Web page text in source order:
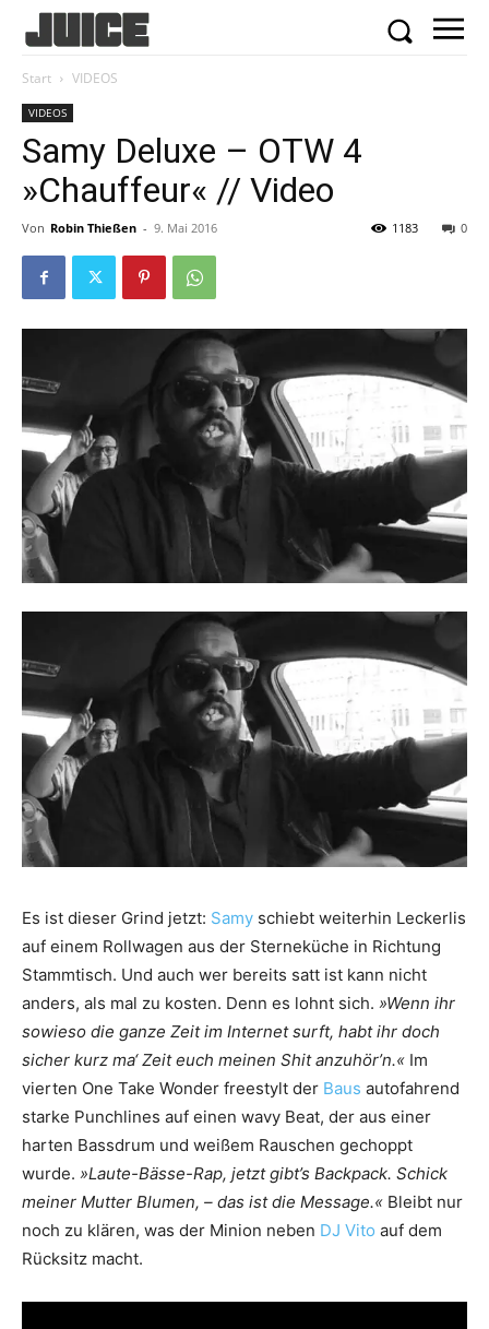
Start VIDEOS
VIDEOS
Samy Deluxe – OTW 4
»Chauffeur« // Video
Von Robin Thießen - 9. Mai 2016 0
1183
Es ist dieser Grind jetzt: Samy schiebt weiterhin Leckerlis
auf einem Rollwagen aus der Sterneküche in Richtung
Stammtisch. Und auch wer bereits satt ist kann nicht
anders, als mal zu kosten. Denn es lohnt sich. »Wenn ihr
sowieso die ganze Zeit im Internet surft, habt ihr doch
sicher kurz ma‘ Zeit euch meinen Shit anzuhör’n.« Im
vierten One Take Wonder freestylt der Baus autofahrend
starke Punchlines auf einen wavy Beat, der aus einer
harten Bassdrum und weißem Rauschen gechoppt
wurde. »Laute-Bässe-Rap, jetzt gibt’s Backpack. Schick
meiner Mutter Blumen, – das ist die Message.« Bleibt nur
noch zu klären, was der Minion neben DJ Vito auf dem
Rücksitz macht.